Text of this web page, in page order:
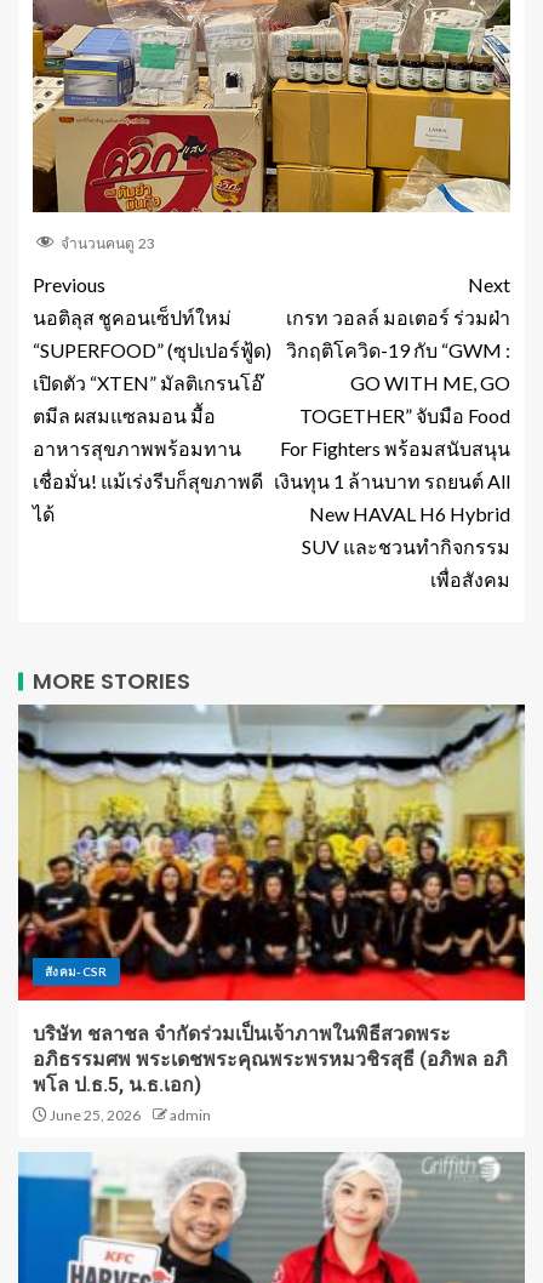
จำนวนคนดู 23
Previous
นอติลุส ชูคอนเซ็ปท์ใหม่
“SUPERFOOD” (ซุปเปอร์ฟู้ด)
เปิดตัว “XTEN” มัลติเกรนโอ๊
ตมีล ผสมแซลมอน มื้อ
อาหารสุขภาพพร้อมทาน
เชื่อมั่น! แม้เร่งรีบก็สุขภาพดี
ได้
Next
เกรท วอลล์ มอเตอร์ ร่วมฝ่า
วิกฤติโควิด-19 กับ “GWM :
GO WITH ME, GO
TOGETHER” จับมือ Food
For Fighters พร้อมสนับสนุน
เงินทุน 1 ล้านบาท รถยนต์ All
New HAVAL H6 Hybrid
SUV และชวนทำกิจกรรม
เพื่อสังคม
MORE STORIES
สังคม-CSR
บริษัท ชลาชล จำกัดร่วมเป็นเจ้าภาพในพิธีสวดพระ
อภิธรรมศพ พระเดชพระคุณพระพรหมวชิรสุธี (อภิพล อภิ
พโล ป.ธ.5, น.ธ.เอก)
June 25, 2026 admin